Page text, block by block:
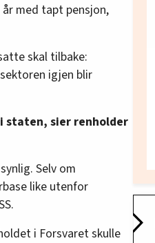
med tapt pensjon,
skal tilbake:
igjen blir
staten, sier renholder
Selv om
like utenfor
i Forsvaret skulle